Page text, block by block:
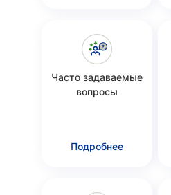
Часто задаваемые
вопросы
Подробнее